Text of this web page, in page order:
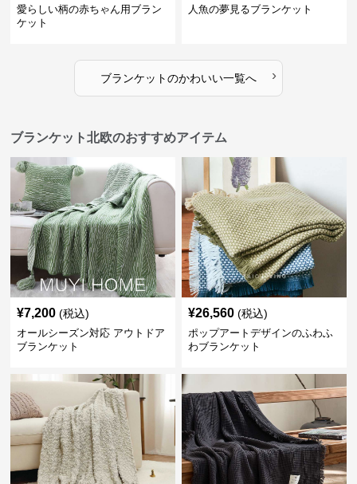
愛らしい柄の赤ちゃん用ブラン
ケット
人魚の夢見るブランケット
ブランケットのかわいい一覧へ ›
ブランケット北欧のおすすめアイテム
¥7,200 (税込)
オールシーズン対応 アウトドア
ブランケット
¥26,560 (税込)
ポップアートデザインのふわふ
わブランケット